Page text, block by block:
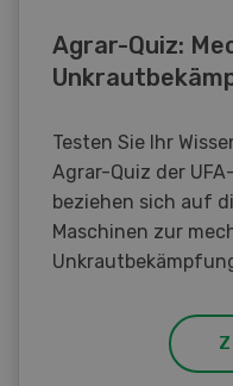
Agrar-Quiz:
Testen Sie Ihr
Agrar-Quiz der
beziehen sich auf
Maschinen zur